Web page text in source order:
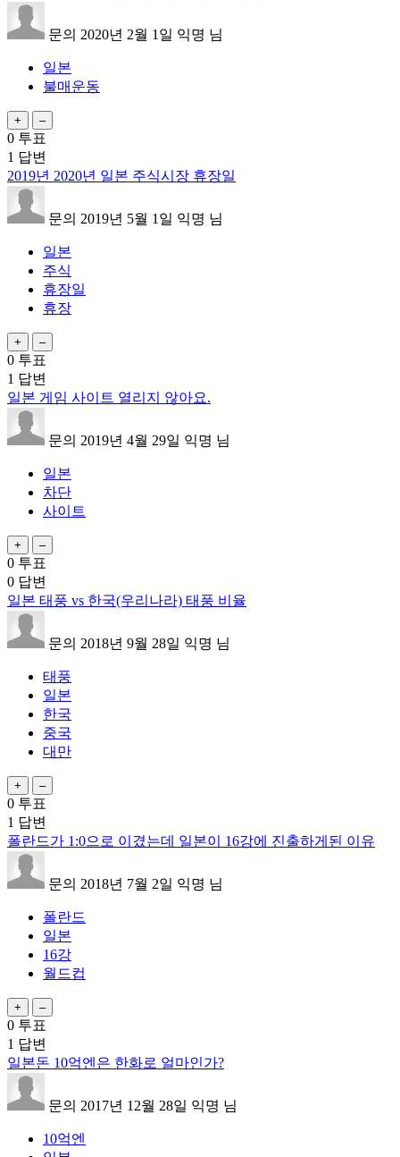
문의 2020년 2월 1일 익명 님
일본
불매운동
0 투표
1 답변
2019년 2020년 일본 주식시장 휴장일
문의 2019년 5월 1일 익명 님
일본
주식
휴장일
휴장
0 투표
1 답변
일본 게임 사이트 열리지 않아요.
문의 2019년 4월 29일 익명 님
일본
차단
사이트
0 투표
0 답변
일본 태풍 vs 한국(우리나라) 태풍 비율
문의 2018년 9월 28일 익명 님
태풍
일본
한국
중국
대만
0 투표
1 답변
폴란드가 1:0으로 이겼는데 일본이 16강에 진출하게된 이유
문의 2018년 7월 2일 익명 님
폴란드
일본
16강
월드컵
0 투표
1 답변
일본돈 10억엔은 한화로 얼마인가?
문의 2017년 12월 28일 익명 님
10억엔